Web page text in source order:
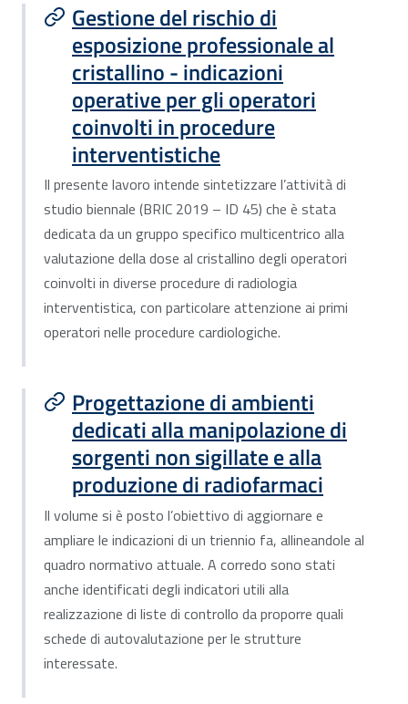
Gestione del rischio di
esposizione professionale al
cristallino - indicazioni
operative per gli operatori
coinvolti in procedure
interventistiche
Il presente lavoro intende sintetizzare l’attività di
studio biennale (BRIC 2019 – ID 45) che è stata
dedicata da un gruppo specifico multicentrico alla
valutazione della dose al cristallino degli operatori
coinvolti in diverse procedure di radiologia
interventistica, con particolare attenzione ai primi
operatori nelle procedure cardiologiche.
Progettazione di ambienti
dedicati alla manipolazione di
sorgenti non sigillate e alla
produzione di radiofarmaci
Il volume si è posto l’obiettivo di aggiornare e
ampliare le indicazioni di un triennio fa, allineandole al
quadro normativo attuale. A corredo sono stati
anche identificati degli indicatori utili alla
realizzazione di liste di controllo da proporre quali
schede di autovalutazione per le strutture
interessate.